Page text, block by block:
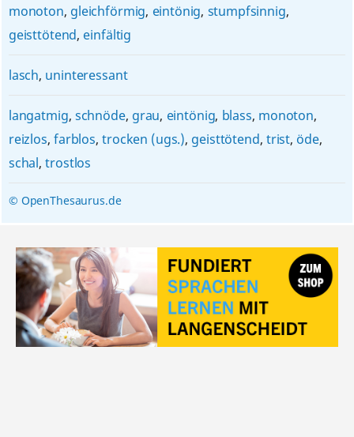
monoton, gleichförmig, eintönig, stumpfsinnig,
geisttötend, einfältig
lasch, uninteressant
langatmig, schnöde, grau, eintönig, blass, monoton,
reizlos,farblos,trocken (ugs.), geisttötend, trist, öde,
schal,trostlos
© OpenThesaurus.de